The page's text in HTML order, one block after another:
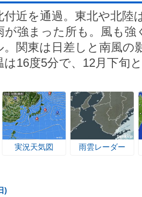
付近を通過。東北や北陸
が強まった所も。風も強
。関東は日差しと南風の
は16度5分で、12月下旬
実況天気図 雨雲レーダー
)